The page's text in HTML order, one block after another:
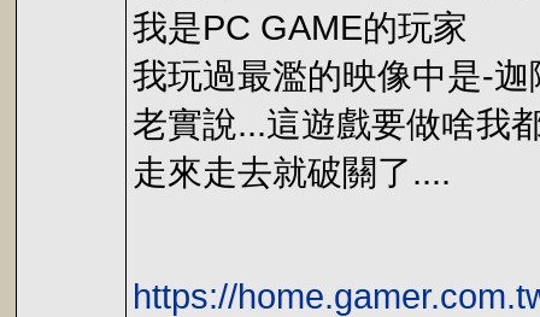
我是PC GAME的玩家
我玩過最濫的映像中是-迦
老實說...這遊戲要做啥我
走來走去就破關了....
https://